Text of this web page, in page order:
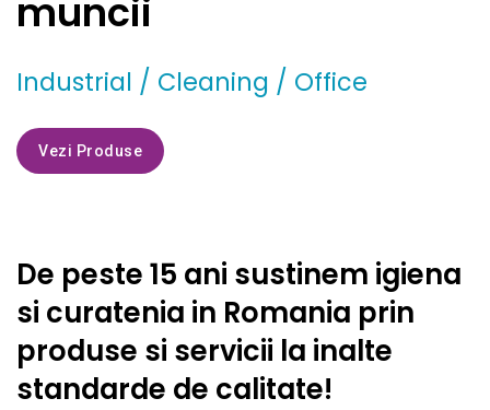
muncii
Industrial / Cleaning / Office
Vezi Produse
De peste 15 ani sustinem igiena
si curatenia in Romania prin
produse si servicii la inalte
standarde de calitate!